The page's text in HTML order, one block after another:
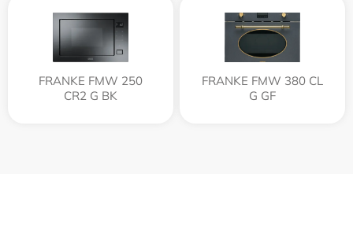
FRANKE FMW 250
CR2 G BK
FRANKE FMW 380 CL
G GF